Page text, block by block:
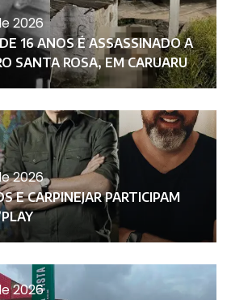
2026
16 ANOS É ASSASSINADO A
SANTA ROSA, EM CARUARU
2026
E CARPINEJAR PARTICIPAM
2026